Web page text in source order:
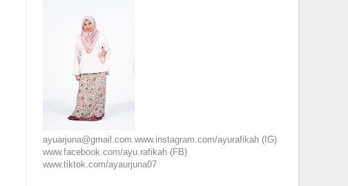
ayuarjuna@gmail.com www.instagram.com/ayurafikah (IG)
www.facebook.com/ayu.rafikah (FB)
www.tiktok.com/ayaurjuna07